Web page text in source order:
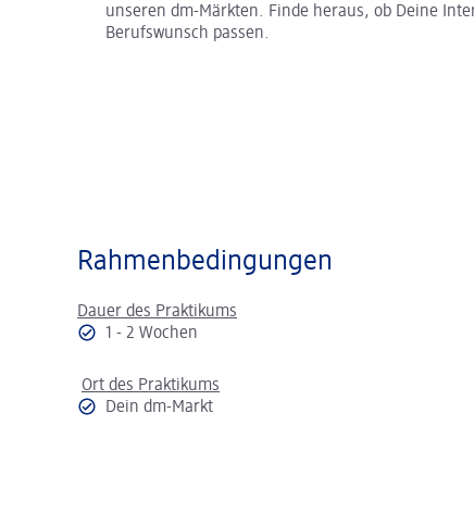
unseren dm-Märkten. Finde heraus, ob Deine
Berufswunsch passen.
Rahmenbedingungen
Dauer des Praktikums
1 - 2 Wochen
Ort des Praktikums
Dein dm-Markt